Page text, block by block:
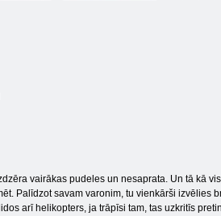
vairākas pudeles un nesaprata. Un tā kā
Palīdzot savam varonim, tu vienkārši izvēlies
arī helikopters, ja trāpīsi tam, tas uzkritīs